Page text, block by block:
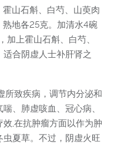
山石斛、白芍、山萸肉
熟地各25克。加清水4碗
加上霍山石斛、白芍、
合阴虚人士补肝肾之
所致疾病，调节内分泌和
、肺虚咳血、冠心病、
,在抗肿瘤方面以作为肿
夏草。不过，阴虚火旺